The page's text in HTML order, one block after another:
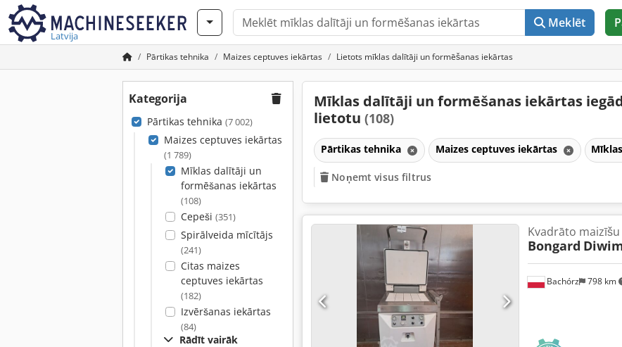
Latvija
Meklēt
Pārtikas tehnika Maizes ceptuves iekārtas Lietots mīklas dalītāji un formēšanas iekārtas
Kategorija
Pārtikas tehnika (7 002)
Maizes ceptuves iekārtas
(1 789)
Mīklas dalītāji un
formēšanas iekārtas
(108)
Cepeši (351)
Spirālveida mīcītājs
(241)
Citas maizes
ceptuves iekārtas
(182)
Izvēršanas iekārtas
(84)
Rādīt vairāk
Mīklas dalītāji un formēšanas iekārtas
lietotu (108)
Pārtikas tehnika Maizes ceptuves iekārtas
Noņemt visus filtrus
Bachórz 798 km
Kvadrāto
Bongard